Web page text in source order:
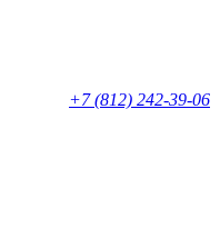
+7 (812) 242-39-06